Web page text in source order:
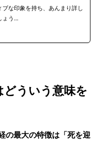
な印象を持ち、あんまり詳し
ょう...
ういう意味を
の最大の特徴は「死を迎